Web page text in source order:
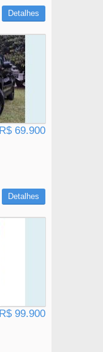
Detalhes
R$ 69.900
Detalhes
R$ 99.900